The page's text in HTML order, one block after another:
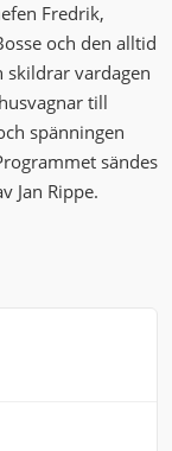
Fredrik,
och den alltid
skildrar vardagen
till
spänningen
sändes
Jan Rippe.